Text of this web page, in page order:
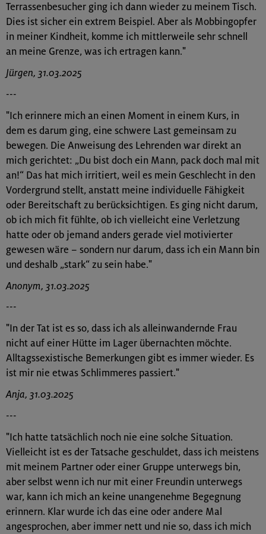
Terrassenbesucher ging ich dann wieder zu meinem Tisch.
Dies ist sicher ein extrem Beispiel. Aber als Mobbingopfer
in meiner Kindheit, komme ich mittlerweile sehr schnell
an meine Grenze, was ich ertragen kann."
Jürgen, 31.03.2025
---
"Ich erinnere mich an einen Moment in einem Kurs, in
dem es darum ging, eine schwere Last gemeinsam zu
bewegen. Die Anweisung des Lehrenden war direkt an
mich gerichtet: „Du bist doch ein Mann, pack doch mal mit
an!“ Das hat mich irritiert, weil es mein Geschlecht in den
Vordergrund stellt, anstatt meine individuelle Fähigkeit
oder Bereitschaft zu berücksichtigen. Es ging nicht darum,
ob ich mich fit fühlte, ob ich vielleicht eine Verletzung
hatte oder ob jemand anders gerade viel motivierter
gewesen wäre – sondern nur darum, dass ich ein Mann bin
und deshalb „stark“ zu sein habe."
Anonym, 31.03.2025
---
"In der Tat ist es so, dass ich als alleinwandernde Frau
nicht auf einer Hütte im Lager übernachten möchte.
Alltagssexistische Bemerkungen gibt es immer wieder. Es
ist mir nie etwas Schlimmeres passiert."
Anja, 31.03.2025
---
"Ich hatte tatsächlich noch nie eine solche Situation.
Vielleicht ist es der Tatsache geschuldet, dass ich meistens
mit meinem Partner oder einer Gruppe unterwegs bin,
aber selbst wenn ich nur mit einer Freundin unterwegs
war, kann ich mich an keine unangenehme Begegnung
erinnern. Klar wurde ich das eine oder andere Mal
angesprochen, aber immer nett und nie so, dass ich mich